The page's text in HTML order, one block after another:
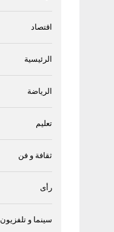
اقتصاد
الرئيسية
الرياضة
تعليم
ثقافة و فن
رأى
سينما و تلفزيون